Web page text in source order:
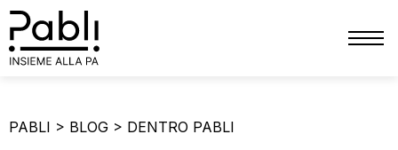
SERVIZI
PABLI > BLOG > DENTRO PABLI